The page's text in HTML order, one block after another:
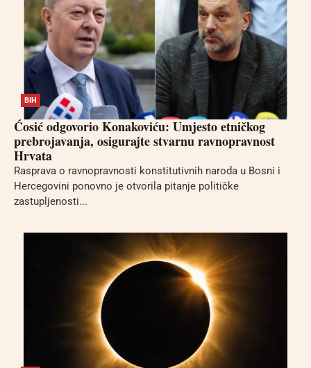
BIH
Ćosić odgovorio Konakoviću: Umjesto etničkog
prebrojavanja, osigurajte stvarnu ravnopravnost
Hrvata
Rasprava o ravnopravnosti konstitutivnih naroda u Bosni i
Hercegovini ponovno je otvorila pitanje političke
zastupljenosti...